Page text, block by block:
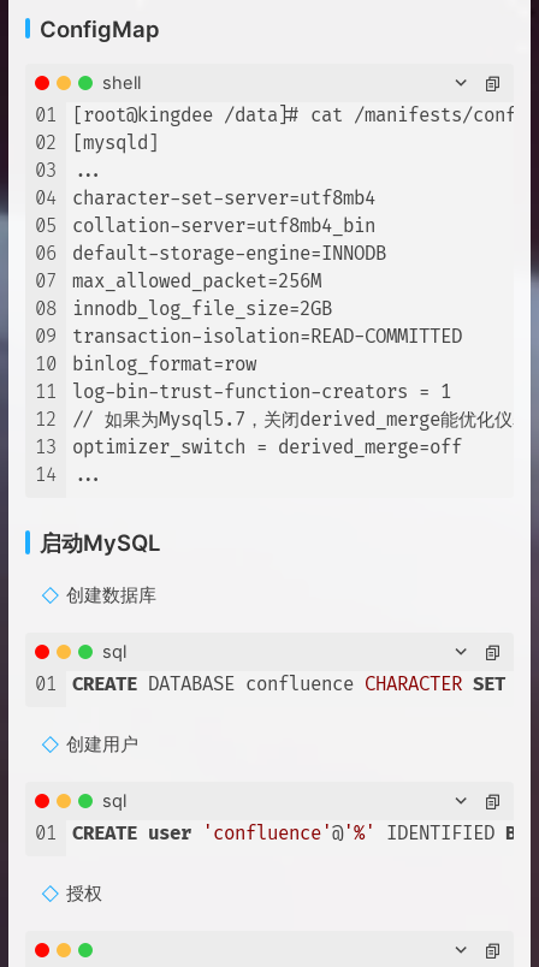
ConfigMap
shell
01
02
03
04
05
06
07
08
09
10
11
12
13
14
[root@kingdee /data]# cat /manifests/
[mysqld]
...
character-set-server=utf8mb4
collation-server=utf8mb4_bin
default-storage-engine=INNODB
max_allowed_packet=256M
innodb_log_file_size=2GB
transaction-isolation=READ-COMMITTED
binlog_format=row
log-bin-trust-function-creators = 1
// 如果为Mysql5.7，关闭derived_merge能优化仪表
optimizer_switch = derived_merge=off
启动MySQL
创建数据库
sql
01 CREATE DATABASE confluence CHARACTER SET
创建用户
sql
01 CREATE user 'confluence'@'%' IDENTIFIED BY
授权